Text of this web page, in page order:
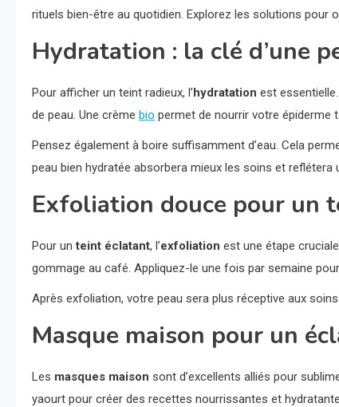
rituels bien-être au quotidien. Explorez les solutions pour
Hydratation : la clé d’une
Pour afficher un teint radieux, l’hydratation est
de peau. Une crème bio permet de nourrir votre épiderme
Pensez également à boire suffisamment d’eau. Cela
peau bien hydratée absorbera mieux les soins et reflétera
Exfoliation douce pour un
Pour unteint éclatant, l’exfoliation est une étape
gommage au café. Appliquez-le une fois par semaine
Après exfoliation, votre peau sera plus réceptive aux
Masque maison pour un
Les masques maison sont d’excellents alliés pour
yaourt pour créer des recettes nourrissantes et